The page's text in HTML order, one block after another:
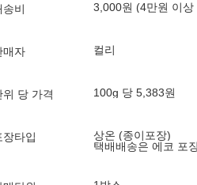
송비 3,000원 (4만원 이상
매자 컬리
위 당 가격 100g 당 5,383원
장타입
상온 (종이포장)
택배배송은 에코 포